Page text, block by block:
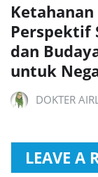
Perspektif
dan
untuk
DOKTER
LEAVE A